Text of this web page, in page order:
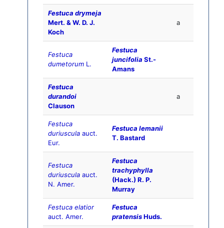
Festuca drymeja
Mert. & W. D. J.
Koch
a
Festuca
dumetorum L.
Festuca
juncifolia St.-
Amans
Festuca
durandoi
Clauson
a
Festuca
duriuscula auct.
Eur.
Festuca lemanii
T. Bastard
Festuca
duriuscula auct.
N. Amer.
Festuca
trachyphylla
(Hack.) R. P.
Murray
Festuca elatior
auct. Amer.
Festuca
pratensisHuds.